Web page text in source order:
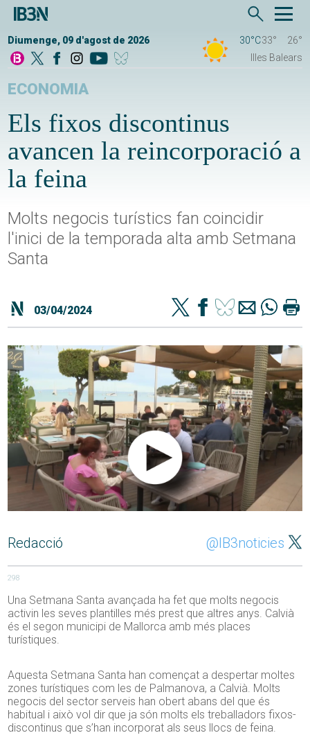
Diumenge, 09 d'agost de 2026 30°C33°
26°
Illes Balears
ECONOMIA
Els fixos discontinus
avancen la reincorporació a
la feina
Molts negocis turístics fan coincidir
l'inici de la temporada alta amb Setmana
Santa
03/04/2024
Redacció @IB3noticies
298
Una Setmana Santa avançada ha fet que molts negocis
activin les seves plantilles més prest que altres anys. Calvià
és el segon municipi de Mallorca amb més places
turístiques.
Aquesta Setmana Santa han començat a despertar moltes
zones turístiques com les de Palmanova, a Calvià. Molts
negocis del sector serveis han obert abans del que és
habitual i això vol dir que ja són molts els treballadors fixos-
discontinus que s’han incorporat als seus llocs de feina.